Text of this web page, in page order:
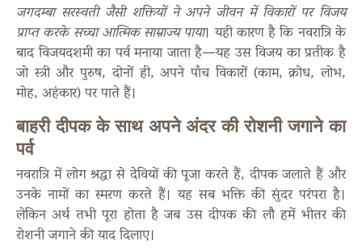
जगदम्बा सरस्वती जैसी शक्तियों ने अपने जीवन में विकारों पर विजय
प्राप्त करके सच्चा आत्मिक साम्राज्य पाया। यही कारण है कि नवरात्रि के
बाद विजयदशमी का पर्व मनाया जाता है—यह उस विजय का प्रतीक है
जो स्त्री और पुरुष, दोनों ही, अपने पाँच विकारों (काम, क्रोध, लोभ,
मोह, अहंकार) पर पाते हैं।
बाहरी दीपक के साथ अपने अंदर की रोशनी जगाने का
पर्व
नवरात्रि में लोग श्रद्धा से देवियों की पूजा करते हैं, दीपक जलाते हैं और
उनके नामों का स्मरण करते हैं। यह सब भक्ति की सुंदर परंपरा है।
लेकिन अर्थ तभी पूरा होता है जब उस दीपक की लौ हमें भीतर की
रोशनी जगाने की याद दिलाए।